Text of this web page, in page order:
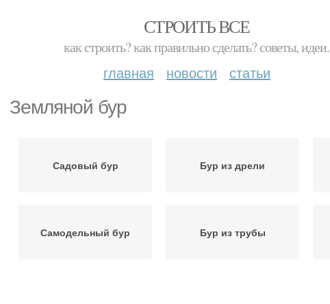
СТРОИТЬ ВСЕ
как строить? как правильно сделать? советы, идеи.
главная новости статьи
Земляной бур
Садовый бур Бур из дрели
Самодельный бур Бур из трубы